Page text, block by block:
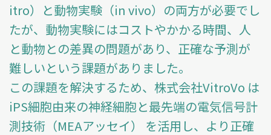
itro）と動物実験（in vivo）の両方が必要でし
たが、動物実験にはコストやかかる時間、人
と動物との差異の問題があり、正確な予測が
難しいという課題がありました。
この課題を解決するため、株式会社VitroVo は
iPS細胞由来の神経細胞と最先端の電気信号計
測技術（MEAアッセイ） を活用し、より正確